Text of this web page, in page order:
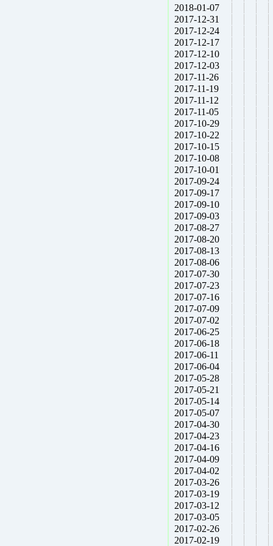
2018-01-07
2017-12-31
2017-12-24
2017-12-17
2017-12-10
2017-12-03
2017-11-26
2017-11-19
2017-11-12
2017-11-05
2017-10-29
2017-10-22
2017-10-15
2017-10-08
2017-10-01
2017-09-24
2017-09-17
2017-09-10
2017-09-03
2017-08-27
2017-08-20
2017-08-13
2017-08-06
2017-07-30
2017-07-23
2017-07-16
2017-07-09
2017-07-02
2017-06-25
2017-06-18
2017-06-11
2017-06-04
2017-05-28
2017-05-21
2017-05-14
2017-05-07
2017-04-30
2017-04-23
2017-04-16
2017-04-09
2017-04-02
2017-03-26
2017-03-19
2017-03-12
2017-03-05
2017-02-26
2017-02-19